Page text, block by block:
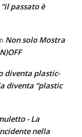
passato è
Non solo Mostra
diventa plastic-
diventa “plastic
- La
nella